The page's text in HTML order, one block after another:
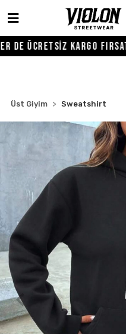
ÜCRETSİZ KARGO FIRSATI!
Üst Giyim Sweatshirt